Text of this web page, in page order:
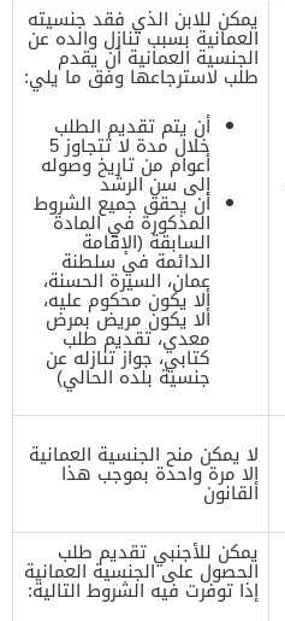
يمكن للابن الذي فقد جنسيته
العمانية بسبب تنازل والده عن
الجنسية العمانية أن يقدم
طلب لاسترجاعها وفق ما يلي:
أن يتم تقديم الطلب
خلال مدة لا تتجاوز 5
أعوام من تاريخ وصوله
إلى سن الرشد
أن يحقق جميع الشروط
المذكورة في المادة
السابقة (الإقامة
الدائمة في سلطنة
عمان، السيرة الحسنة،
ألا يكون محكوم عليه،
ألا يكون مريض بمرض
معدي، تقديم طلب
كتابي، جواز تنازله عن
جنسية بلده الحالي)
لا يمكن منح الجنسية العمانية
إلا مرة واحدة بموجب هذا
القانون
يمكن للأجنبي تقديم طلب
الحصول على الجنسية العمانية
إذا توفرت فيه الشروط التالية: